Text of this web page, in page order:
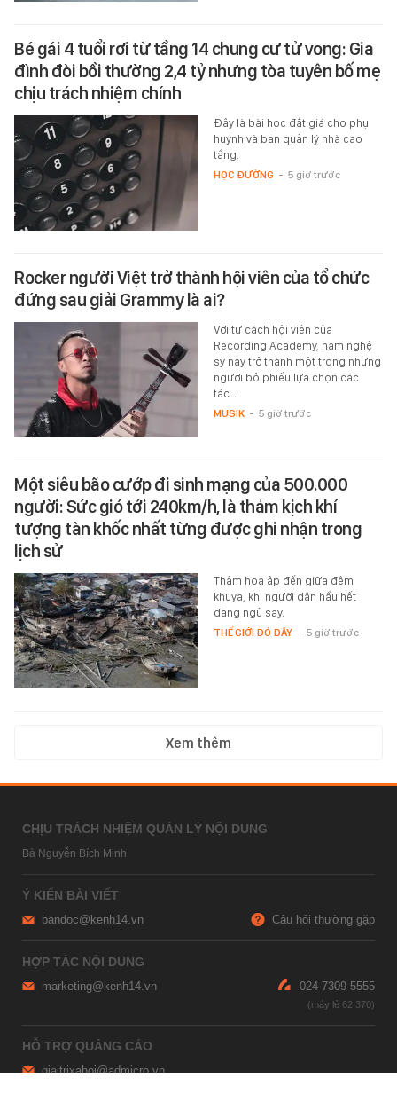
Bé gái 4 tuổi rơi từ tầng 14 chung cư tử vong: Gia
đình đòi bồi thường 2,4 tỷ nhưng tòa tuyên bố mẹ
chịu trách nhiệm chính
Đây là bài học đắt giá cho phụ
huynh và ban quản lý nhà cao
tầng.
HỌC ĐƯỜNG - 5 giờ trước
Rocker người Việt trở thành hội viên của tổ chức
đứng sau giải Grammy là ai?
Với tư cách hội viên của
Recording Academy, nam nghệ
sỹ này trở thành một trong những
người bỏ phiếu lựa chọn các
tác…
MUSIK - 5 giờ trước
Một siêu bão cướp đi sinh mạng của 500.000
người: Sức gió tới 240km/h, là thảm kịch khí
tượng tàn khốc nhất từng được ghi nhận trong
lịch sử
Thảm họa ập đến giữa đêm
khuya, khi người dân hầu hết
đang ngủ say.
THẾ GIỚI ĐÓ ĐÂY - 5 giờ trước
Xem thêm
CHỊU TRÁCH NHIỆM QUẢN LÝ NỘI DUNG
Bà Nguyễn Bích Minh
Ý KIẾN BÀI VIẾT
bandoc@kenh14.vn Câu hỏi thường gặp
HỢP TÁC NỘI DUNG
marketing@kenh14.vn 024 7309 5555
HỖ TRỢ QUẢNG CÁO
giaitrixahoi@admicro.vn